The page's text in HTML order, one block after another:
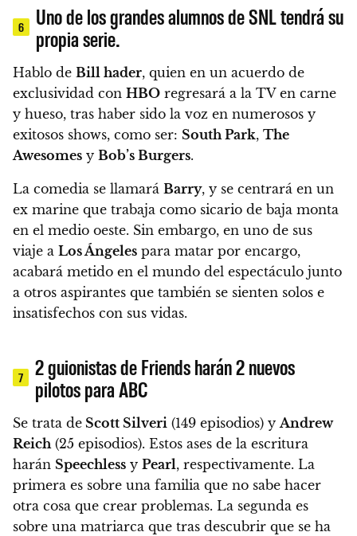
6
Uno de los grandes alumnos de SNL tendrá su
propia serie.
Hablo de Bill hader, quien en un acuerdo de
exclusividad con HBO regresará a la TV en carne
y hueso, tras haber sido la voz en numerosos y
exitosos shows, como ser: South Park, The
Awesomes y Bob’s Burgers.
La comedia se llamará Barry, y se centrará en un
ex marine que trabaja como sicario de baja monta
en el medio oeste. Sin embargo, en uno de sus
viaje a Los Ángeles para matar por encargo,
acabará metido en el mundo del espectáculo junto
a otros aspirantes que también se sienten solos e
insatisfechos con sus vidas.
7
2 guionistas de Friends harán 2 nuevos
pilotos para ABC
Se trata de Scott Silveri (149 episodios) yAndrew
Reich(25 episodios). Estos ases de la escritura
harán Speechless y Pearl, respectivamente. La
primera es sobre una familia que no sabe hacer
otra cosa que crear problemas. La segunda es
sobre una matriarca que tras descubrir que se ha